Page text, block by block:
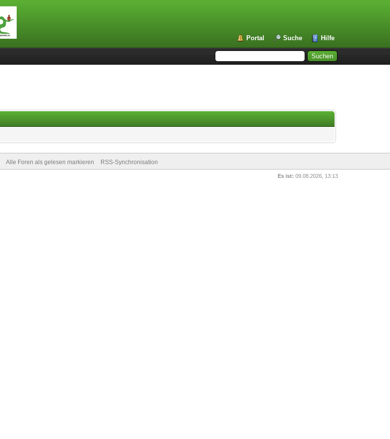
Portal Suche Hilfe
Alle Foren als gelesen markieren RSS-Synchronisation
Es ist: 09.08.2026, 13:13